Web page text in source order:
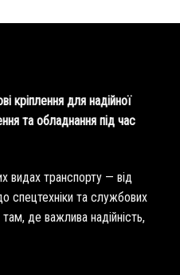
кріплення для надійної
та обладнання під час
видах транспорту — від
спецтехніки та службових
де важлива надійність,